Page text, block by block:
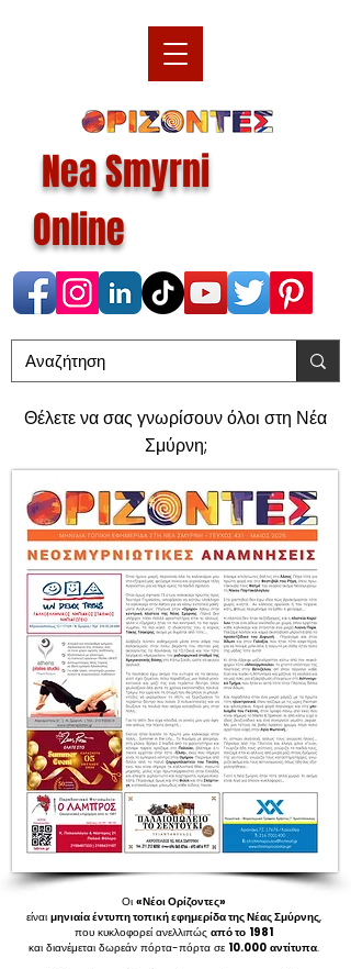
Nea Smyrni
Online
Θέλετε να σας γνωρίσουν όλοι στη Νέα
Σμύρνη;
Οι «Νέοι Ορίζοντες»
είναι μηνιαία έντυπη τοπική εφημερίδα της Νέας Σμύρνης,
που κυκλοφορεί ανελλιπώς από το 1981
και διανέμεται δωρεάν πόρτα-πόρτα σε 10.000 αντίτυπα.